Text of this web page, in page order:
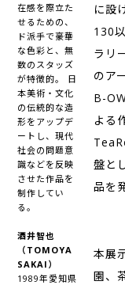
在感を際立た
せるための、
ド派手で豪華
な色彩と、無
数のスタッズ
が特徴的。 日
本美術・文化
の伝統的な造
形をアップデ
ートし、現代
社会の問題意
識などを反映
させた作品を
制作してい
る。
酒井智也
（TOMOYA
SAKAI）
1989年愛知県
に設
130
ラリ
のア
B-
よる
盤と
品を
本展
園、